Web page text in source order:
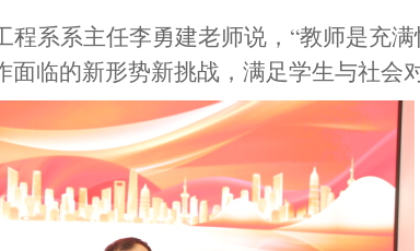
程系系主任李勇建老师说， “教师是充
临的新形势新挑战，满足学生与社会